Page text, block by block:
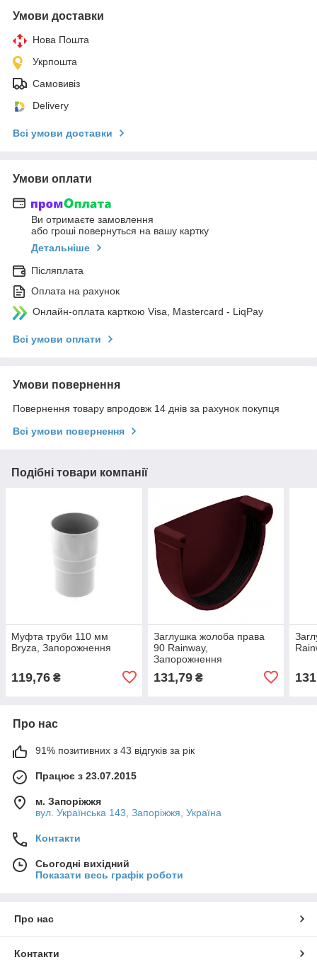
Умови доставки
Нова Пошта
Укрпошта
Самовивіз
Delivery
Всі умови доставки
Умови оплати
Ви отримаєте замовлення
або гроші повернуться на вашу картку
Детальніше
Післяплата
Оплата на рахунок
Онлайн-оплата карткою Visa, Mastercard - LiqPay
Всі умови оплати
Умови повернення
Повернення товару впродовж 14 днів за рахунок покупця
Всі умови повернення
Подібні товари компанії
Муфта труби 110 мм
Bryza, Запорожнення
119,76 ₴
Заглушка жолоба права
90 Rainway,
Запорожнення
131,79₴
Про нас
91% позитивних з 43 відгуків за рік
Працює з 23.07.2015
м. Запоріжжя
вул. Українська 143, Запоріжжя, Україна
Контакти
Сьогодні вихідний
Показати весь графік роботи
Про нас
Контакти